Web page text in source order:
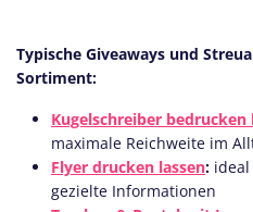
Typische Giveaways und
Sortiment:
Kugelschreiber bedrucken
maximale Reichweite im
Flyer drucken lassen:
gezielte Informationen